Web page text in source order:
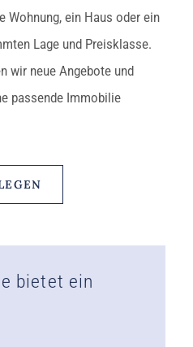
Wohnung, ein Haus oder ein
Lage und Preisklasse.
wir neue Angebote und
passende Immobilie
bietet ein